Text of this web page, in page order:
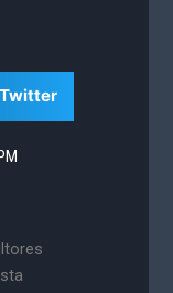
Twitter